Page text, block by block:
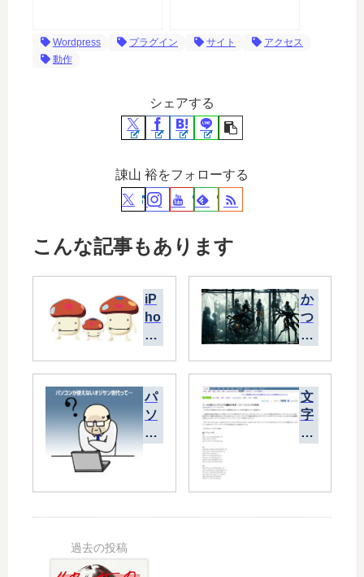
Wordpress プラグイン サイト
アクセス
動作
シェアする
諌山 裕をフォローする
こんな記事もあります
iP
ho
ne
な
い
の
は
ド
ダ
ケ
か
つ
て
っ
た
道
…
Ｗ
メ
デ
パ
ソ
コ
な
オ
文
字
化
グ